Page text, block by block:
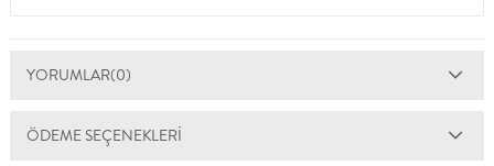
YORUMLAR(0)
ÖDEME SEÇENEKLERI